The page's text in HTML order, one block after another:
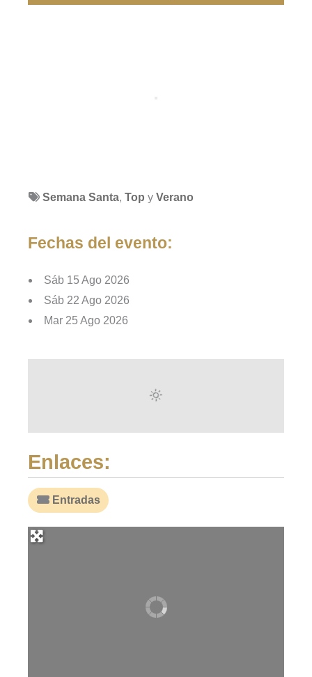
Semana Santa, Top y Verano
Fechas del evento:
Sáb 15 Ago 2026
Sáb 22 Ago 2026
Mar 25 Ago 2026
Enlaces:
Entradas